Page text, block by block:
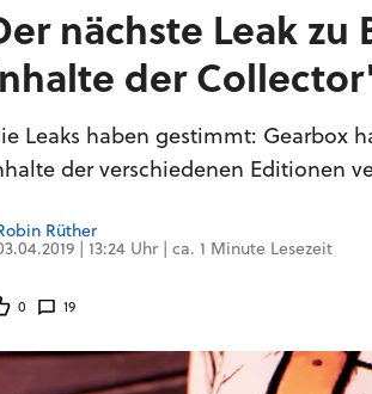
nächste Leak
der
Leaks haben gestimmt: Gearbox
der verschiedenen Editionen
Rüther
| 13:24 Uhr | ca. 1 Minute Lesezeit
0 19